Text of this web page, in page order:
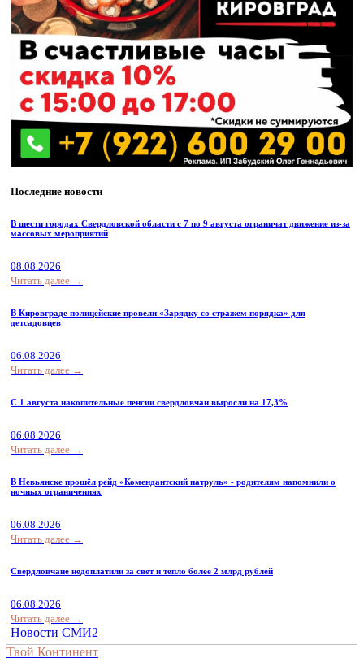
Последние новости
В шести городах Свердловской области с 7 по 9 августа ограничат движение из-за
массовых мероприятий
08.08.2026
Читать далее →
В Кировграде полицейские провели «Зарядку со стражем порядка» для
детсадовцев
06.08.2026
Читать далее →
С 1 августа накопительные пенсии свердловчан выросли на 17,3%
06.08.2026
Читать далее →
В Невьянске прошёл рейд «Комендантский патруль» - родителям напомнили о
ночных ограничениях
06.08.2026
Читать далее →
Свердловчане недоплатили за свет и тепло более 2 млрд рублей
06.08.2026
Читать далее →
Новости СМИ2
Твой Континент